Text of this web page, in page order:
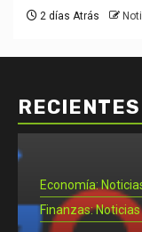
2 días Atrás
RECIENTES
Economía:
Finanzas: